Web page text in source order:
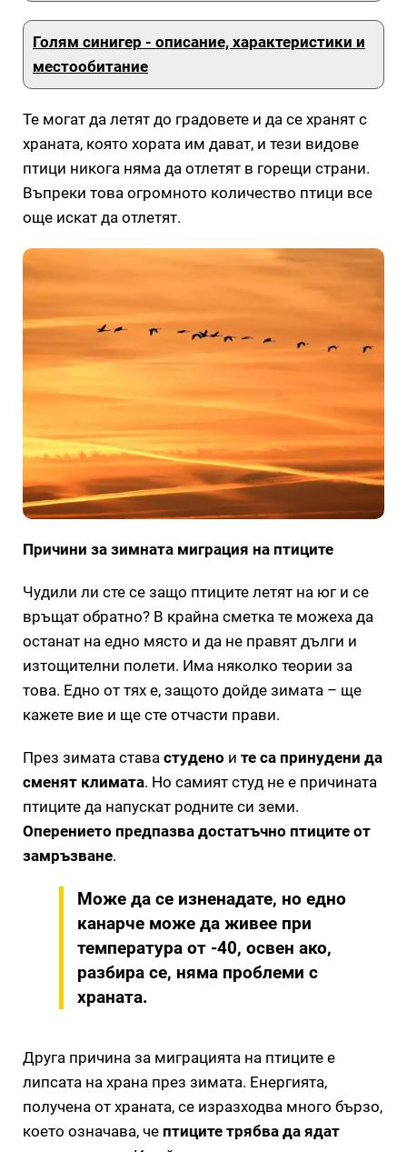
Голям синигер - описание, характеристики и
местообитание
Те могат да летят до градовете и да се хранят с
храната, която хората им дават, и тези видове
птици никога няма да отлетят в горещи страни.
Въпреки това огромното количество птици все
още искат да отлетят.
Причини за зимната миграция на птиците
Чудили ли сте се защо птиците летят на юг и се
връщат обратно? В крайна сметка те можеха да
останат на едно място и да не правят дълги и
изтощителни полети. Има няколко теории за
това. Едно от тях е, защото дойде зимата – ще
кажете вие ​​и ще сте отчасти прави.
През зимата става студено и те са принудени да
сменят климата. Но самият студ не е причината
птиците да напускат родните си земи.
Оперението предпазва достатъчно птиците от
замръзване.
Може да се изненадате, но едно
канарче може да живее при
температура от -40, освен ако,
разбира се, няма проблеми с
храната.
Друга причина за миграцията на птиците е
липсата на храна през зимата. Енергията,
получена от храната, се изразходва много бързо,
което означава, че птиците трябва да ядат